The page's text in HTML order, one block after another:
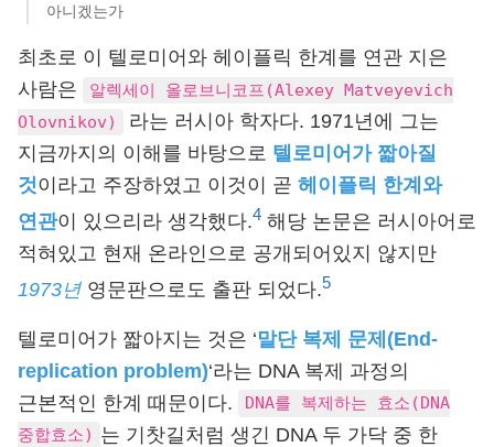
아니겠는가
최초로 이 텔로미어와 헤이플릭 한계를 연관 지은
사람은
알렉세이 올로브니코프(Alexey Matveyevich
Olovnikov)
라는 러시아 학자다. 1971년에 그는
지금까지의 이해를 바탕으로 텔로미어가 짧아질
것이라고 주장하였고 이것이 곧 헤이플릭 한계와
연관이 있으리라 생각했다.4 해당 논문은 러시아어로
적혀있고 현재 온라인으로 공개되어있지 않지만
1973년 영문판으로도 출판 되었다.5
텔로미어가 짧아지는 것은 ‘말단 복제 문제(End-
replication problem)‘라는 DNA 복제 과정의
근본적인 한계 때문이다.
DNA를 복제하는 효소(DNA
중합효소) 는 기찻길처럼 생긴 DNA 두 가닥 중 한